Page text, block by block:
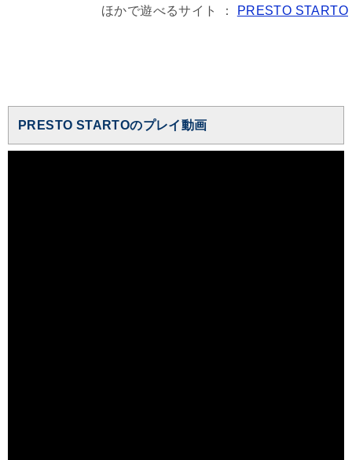
ほかで遊べるサイト ： PRESTO STARTO
PRESTO STARTOのプレイ動画